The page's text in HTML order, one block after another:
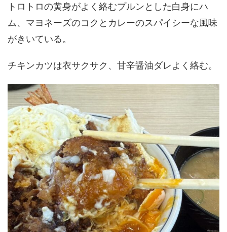
トロトロの黄身がよく絡むプルンとした白身にハ
ム、マヨネーズのコクとカレーのスパイシーな風味
がきいている。
チキンカツは衣サクサク、甘辛醤油ダレよく絡む。